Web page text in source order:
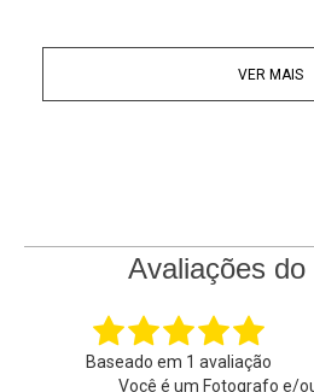
Incluído com o corpo daCâmera
24-105mm f/4L II IS USM
estabilização de imagem e um
silencioso, tipo anel, para
preciso.
Sensor CMOS de Full Frame 26,2
VER MAIS
Avaliações do
Baseado em 1 avaliação
Você é um Fotografo e/